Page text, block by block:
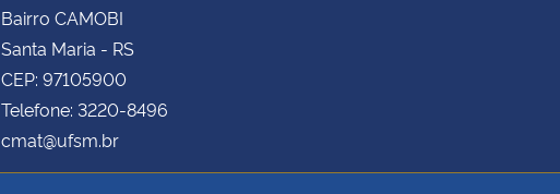
Bairro CAMOBI
Santa Maria - RS
CEP: 97105900
Telefone: 3220-8496
cmat@ufsm.br